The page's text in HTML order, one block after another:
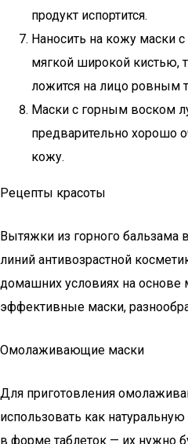
продукт испортится.
Наносить на кожу маски
мягкой широкой кистью,
ложится на лицо ровным
Маски с горным воском
предварительно хорошо
кожу.
Рецепты красоты
Вытяжки из горного бальзама
линий антивозрастной
домашних условиях на
эффективные маски,
Омолаживающие маски
Для приготовления
использовать как
в форме таблеток — их нужно